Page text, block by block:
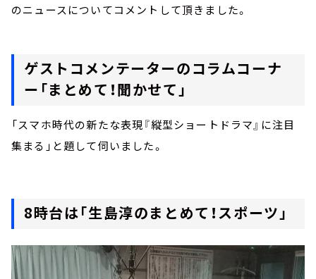
のニュースについてコメントして頂きました。
ゲストコメンテーターのコラムコーナ
ー「まとめて！聞かせて」
「スマホ時代の新たな表現『縦型ショートドラマ』に注目
集まる」と題して伺いました。
8時台は「生島淳のまとめて！スポーツ」